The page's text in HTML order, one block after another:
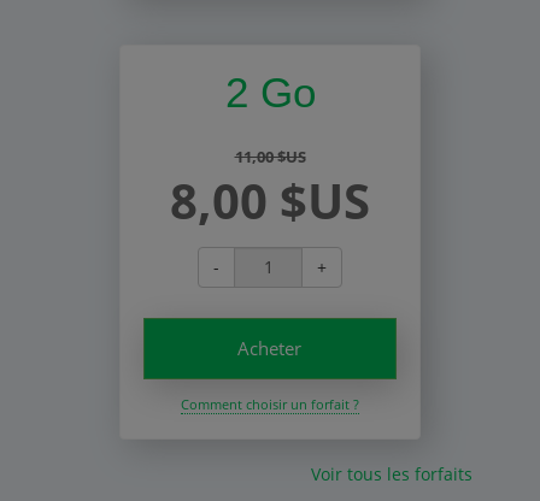
2 Go
11,00 $US
8,00 $US
- +
Acheter
Comment choisir un forfait ?
Voir tous les forfaits